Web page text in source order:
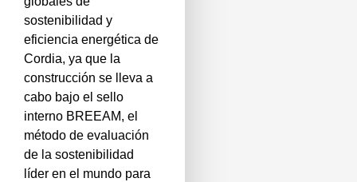
sostenibilidad y
eficiencia energética de
Cordia, ya que la
construcción se lleva a
cabo bajo el sello
interno BREEAM, el
método de evaluación
de la sostenibilidad
líder en el mundo para